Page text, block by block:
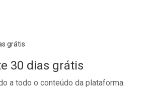
30 dias grátis
a todo o conteúdo da plataforma.